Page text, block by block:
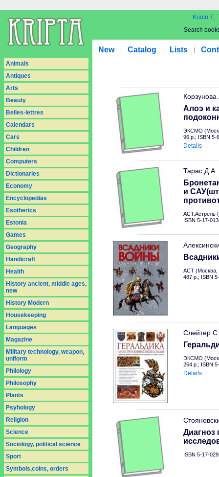
Küütri 7,
Search
New Catalog Lists
Animals
Antiques
Arts
Beauty
Belles-lettres
Calendars
Cars
Children
Computers
Dictionaries
Economy
Encyclopedias
Esotherics
Estonia
Games
Geography
Handicraft
Health
History ancient, middle ages,
new
History Modern
Housekeeping
Languages
Magazine
Military technology, weapon,
uniform
Philology
Philosophy
Plants
Psyhology
Religion
Science
Sociology, political science
Sport
Symbols,coins, orders
Алоэ и
ЭКСМО
96 p.; ISBN 5-
Details
Тарас Д.А
и
АСТ.Астрель
ISBN 5-17-
АСТ (Москва,
487 p.; ISBN
Слейтер С.
ЭКСМО
264 p.; ISBN
Details
Диагноз
ISBN 5-17-